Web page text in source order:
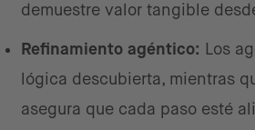
demuestre valor tangible
Refinamiento agéntico: Los
lógica descubierta, mientras
asegura que cada paso esté